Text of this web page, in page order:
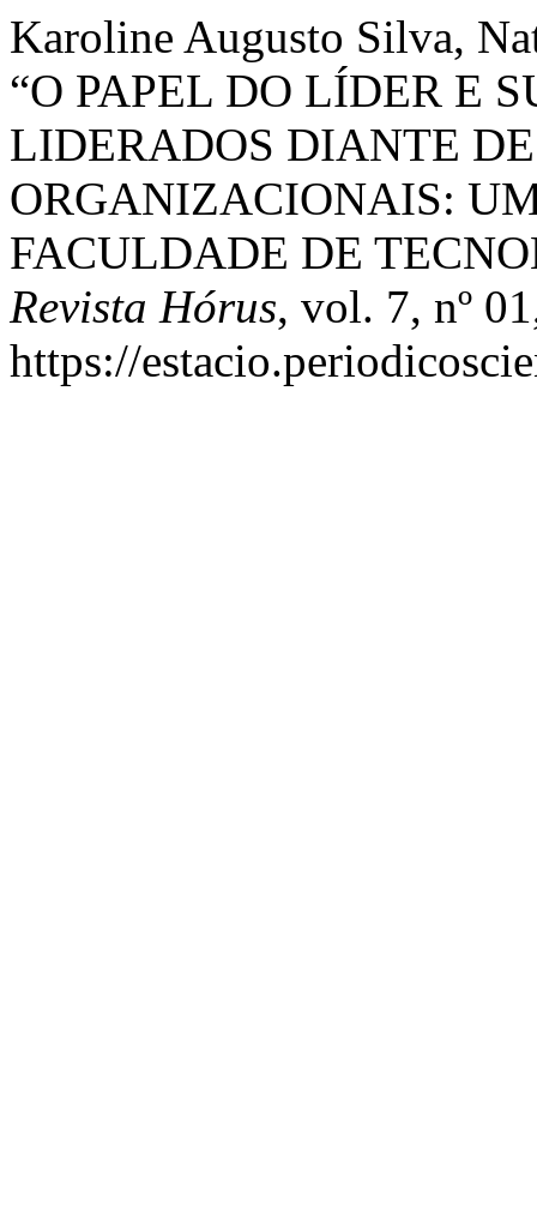
Karoline Augusto Silva,
“O PAPEL DO LÍDER E
LIDERADOS DIANTE
ORGANIZACIONAIS:
FACULDADE DE
Revista Hórus, vol. 7, nº
https://